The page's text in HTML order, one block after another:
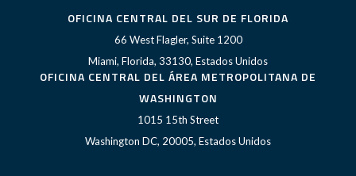
OFICINA CENTRAL DEL SUR DE FLORIDA
66 West Flagler, Suite 1200
Miami, Florida, 33130, Estados Unidos
OFICINA CENTRAL DEL ÁREA METROPOLITANA DE
WASHINGTON
1015 15th Street
Washington DC, 20005, Estados Unidos